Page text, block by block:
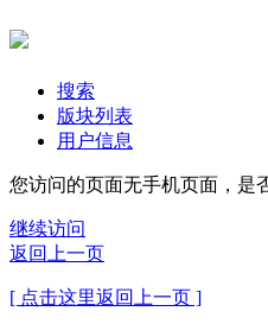
搜索
版块列表
用户信息
您访问的页面无手机页面，是
继续访问
返回上一页
[ 点击这里返回上一页 ]